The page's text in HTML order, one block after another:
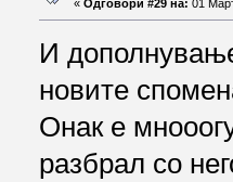
« Одговори #29 на: 01
И
новите
Онак е
разбрал со